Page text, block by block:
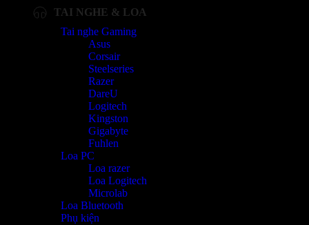
TAI NGHE & LOA
Tai nghe Gaming
Asus
Corsair
Steelseries
Razer
DareU
Logitech
Kingston
Gigabyte
Fuhlen
Loa PC
Loa razer
Loa Logitech
Microlab
Loa Bluetooth
Phụ kiện